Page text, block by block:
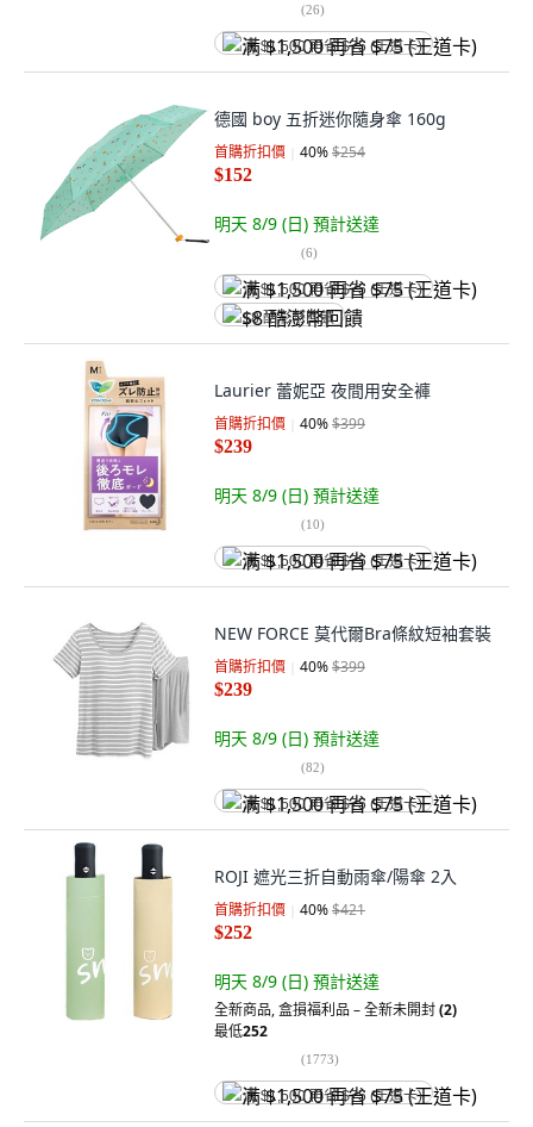
(26)
满 $1,500 再省 $75 (王道卡)
德國 boy 五折迷你隨身傘 160g
首購折扣價 40%$254
$152
明天 8/9 (日) 預計送達
(6)
满 $1,500 再省 $75 (王道卡)
$8 酷澎幣回饋
Laurier 蕾妮亞 夜間用安全褲
首購折扣價 40%$399
$239
明天 8/9 (日) 預計送達
(10)
满 $1,500 再省 $75 (王道卡)
NEW FORCE 莫代爾Bra條紋短袖套裝
首購折扣價 40%$399
$239
明天 8/9 (日) 預計送達
(82)
满 $1,500 再省 $75 (王道卡)
ROJI 遮光三折自動雨傘/陽傘 2入
首購折扣價 40%$421
$252
明天 8/9 (日) 預計送達
全新商品,盒損福利品 – 全新未開封(2)
最低252
(1773)
满 $1,500 再省 $75 (王道卡)